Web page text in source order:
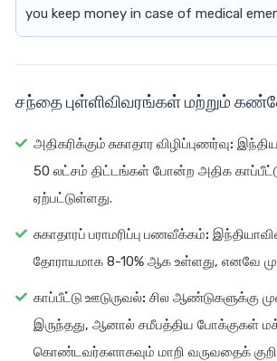
you keep money in case of medical
சந்தை புள்ளிவிவரங்கள் மற்றும்
அதிகரிக்கும் சுகாதார விழிப்புணர்வு:
50 லட்சம் திட்டங்கள் போன்ற அதிக
ஏற்பட்டுள்ளது.
சுகாதாரப் பராமரிப்பு பணவீக்கம்:
தோராயமாக 8-10% ஆக உள்ளது, எனவே
காப்பீட்டு ஊடுருவல்: சில ஆண்டுகளுக்கு
இருந்தது, ஆனால் சமீபத்திய போக்குகள்
கொண்டவர்களாகவும் மாறி வருவதைக்